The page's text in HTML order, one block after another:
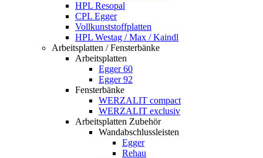
HPL Resopal
CPL Egger
Vollkunststoffplatten
HPL Westag / Max / Kaindl
Arbeitsplatten / Fensterbänke
Arbeitsplatten
Egger 60
Egger 92
Fensterbänke
WERZALIT compact
WERZALIT exclusiv
Arbeitsplatten Zubehör
Wandabschlussleisten
Egger
Rehau